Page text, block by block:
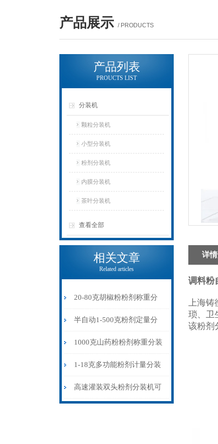
产品展示 / PRODUCTS
产品列表
PROUCTS LIST
分装机
颗粒分装机
小型分装机
粉剂分装机
内膜分装机
茶叶分装机
查看全部
相关文章
Related articles
20-80克胡椒粉粉剂称重分
装机可配流水线
半自动1-500克粉剂定量分
装机强力震动下料
1000克山药粉粉剂称重分装
机震动螺旋下料
1-18克多功能粉剂计量分装
机厂家现货
高速灌装双头粉剂分装机可
详
调料粉
上海铸
琐、卫
该粉剂